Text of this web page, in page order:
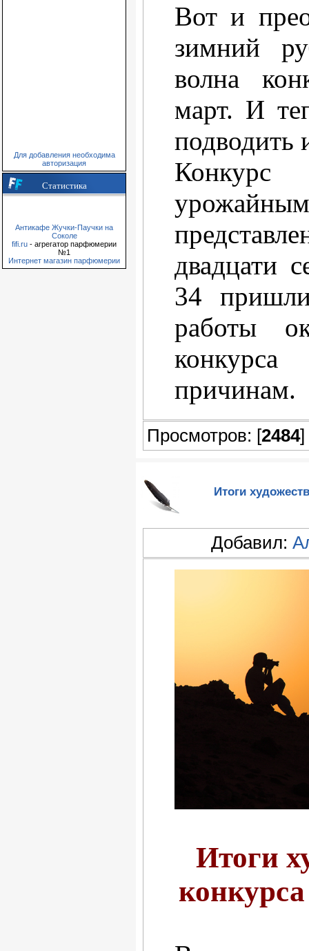
Для добавления необходима
авторизация
Статистика
Антикафе Жучки-Паучки на
Соколе
fifi.ru - агрегатор парфюмерии
№1
Интернет магазин парфюмерии
Вот и
зимний
волна
март. И
подводить
двадцати
34
работы
причинам.
Просмотров: [2484
Итоги
Добавил:
Итоги